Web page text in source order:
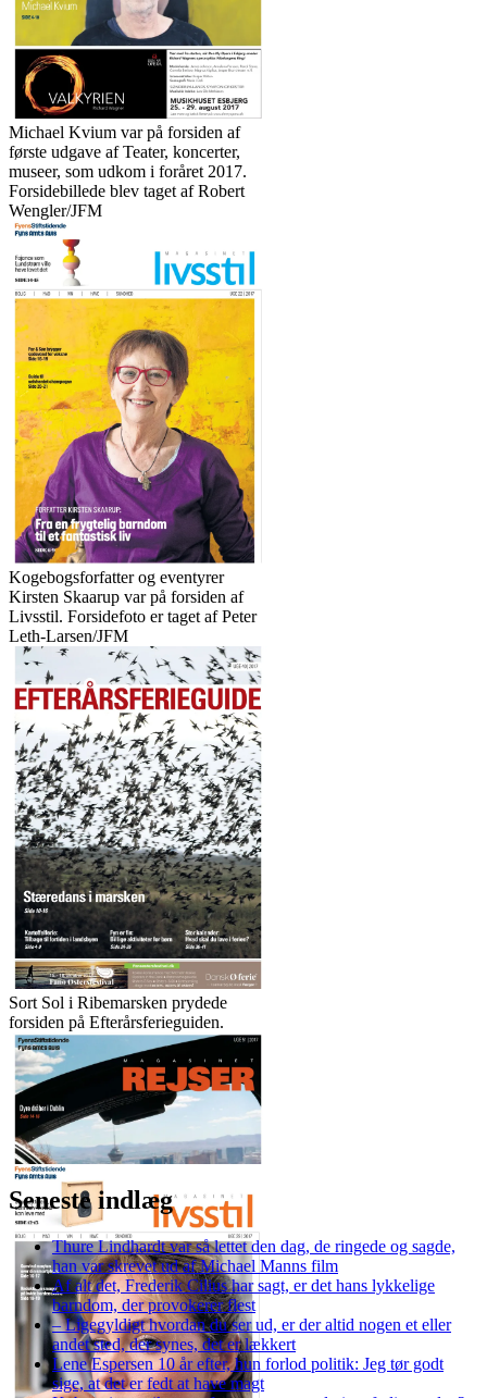
Michael Kvium var på forsiden af
første udgave af Teater, koncerter,
museer, som udkom i foråret 2017.
Forsidebillede blev taget af Robert
Wengler/JFM
Kogebogsforfatter og eventyrer
Kirsten Skaarup var på forsiden af
Livsstil. Forsidefoto er taget af Peter
Leth-Larsen/JFM
Sort Sol i Ribemarsken prydede
forsiden på Efterårsferieguiden.
Billedet, der kom på forsiden af
Seneste indlæg
Thure Lindhardt var så lettet den dag, de ringede og sagde,
han var skrevet ud af Michael Manns film
Af alt det, Frederik Cilius har sagt, er det hans lykkelige
barndom, der provokerer flest
– Ligegyldigt hvordan du ser ud, er der altid nogen et eller
andet sted, der synes, det er lækkert
Lene Espersen 10 år efter, hun forlod politik: Jeg tør godt
sige, at det er fedt at have magt